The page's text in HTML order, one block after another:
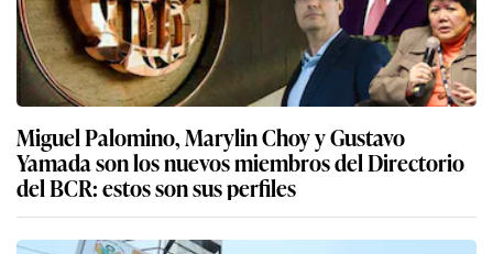
Miguel Palomino, Marylin Choy y Gustavo
Yamada son los nuevos miembros del Directorio
del BCR: estos son sus perfiles